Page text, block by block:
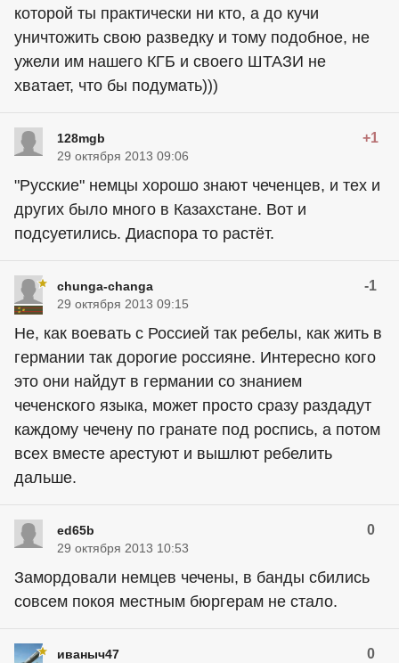
которой ты практически ни кто, а до кучи
уничтожить свою разведку и тому подобное, не
ужели им нашего КГБ и своего ШТАЗИ не
хватает, что бы подумать)))
128mgb +1
29 октября 2013 09:06
"Русские" немцы хорошо знают чеченцев, и тех и
других было много в Казахстане. Вот и
подсуетились. Диаспора то растёт.
chunga-changa -1
29 октября 2013 09:15
Не, как воевать с Россией так ребелы, как жить в
германии так дорогие россияне. Интересно кого
это они найдут в германии со знанием
чеченского языка, может просто сразу раздадут
каждому чечену по гранате под роспись, а потом
всех вместе арестуют и вышлют ребелить
дальше.
ed65b 0
29 октября 2013 10:53
Замордовали немцев чечены, в банды сбились
совсем покоя местным бюргерам не стало.
иваныч47 0